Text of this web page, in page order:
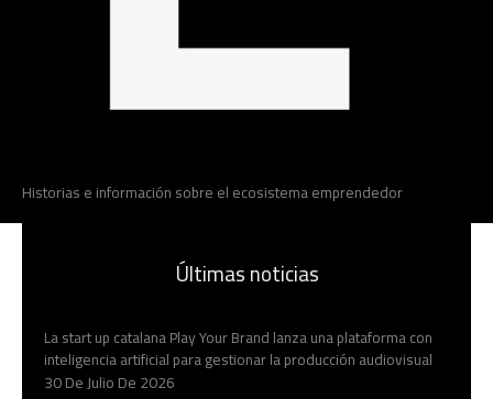
Historias e información sobre el ecosistema emprendedor
Últimas noticias
La start up catalana Play Your Brand lanza una plataforma con
inteligencia artificial para gestionar la producción audiovisual
30 De Julio De 2026